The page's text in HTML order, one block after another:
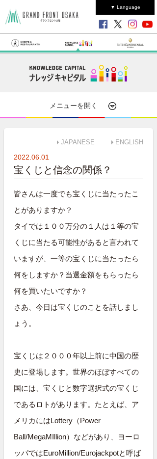
▼ Language
メニューを開く
JAPANESE ENGLISH
2022.06.01
宝くじと信念の関係？
皆さんは一度でも宝くじに当たったこ
とがありますか？
タイでは１００万分の１人は１等の宝
くじに当たる可能性があると言われて
いますが、一等の宝くじに当たったら
何をしますか？当選金額をもらったら
何を買いたいですか？
さあ、今日は宝くじのことを話しまし
ょう。
宝くじは２０００年以上前に中国の歴
史に登場します。世界のほぼすべての
国には、宝くじと数字選択式の宝くじ
であるロトがあります。たとえば、ア
メリカにはLottery（Power
Ball/MegaMIllion）などがあり、ヨーロ
ッパではEuroMillion/Eurojackpotと呼ば